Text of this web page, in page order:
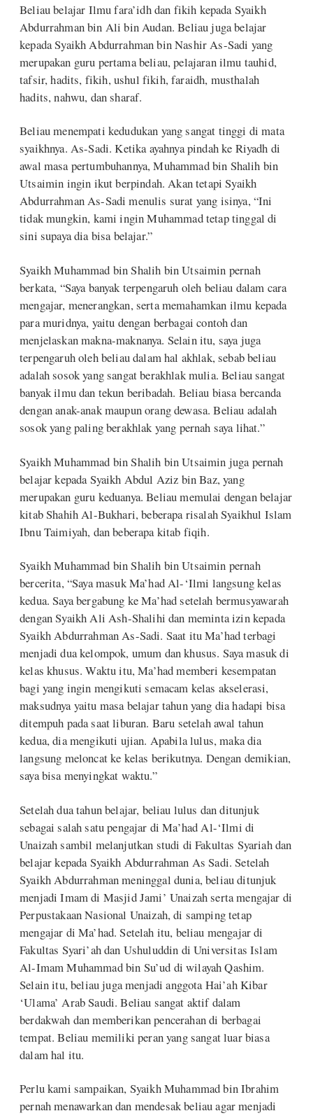
Beliau belajar Ilmu fara’idh dan fikih kepada Syaikh
Abdurrahman bin Ali bin Audan. Beliau juga belajar
kepada Syaikh Abdurrahman bin Nashir As-Sadi yang
merupakan guru pertama beliau, pelajaran ilmu tauhid,
tafsir, hadits, fikih, ushul fikih, faraidh, musthalah
hadits, nahwu, dan sharaf.
Beliau menempati kedudukan yang sangat tinggi di mata
syaikhnya. As-Sadi. Ketika ayahnya pindah ke Riyadh di
awal masa pertumbuhannya, Muhammad bin Shalih bin
Utsaimin ingin ikut berpindah. Akan tetapi Syaikh
Abdurrahman As-Sadi menulis surat yang isinya, “Ini
tidak mungkin, kami ingin Muhammad tetap tinggal di
sini supaya dia bisa belajar.”
Syaikh Muhammad bin Shalih bin Utsaimin pernah
berkata, “Saya banyak terpengaruh oleh beliau dalam cara
mengajar, menerangkan, serta memahamkan ilmu kepada
para muridnya, yaitu dengan berbagai contoh dan
menjelaskan makna-maknanya. Selain itu, saya juga
terpengaruh oleh beliau dalam hal akhlak, sebab beliau
adalah sosok yang sangat berakhlak mulia. Beliau sangat
banyak ilmu dan tekun beribadah. Beliau biasa bercanda
dengan anak-anak maupun orang dewasa. Beliau adalah
sosok yang paling berakhlak yang pernah saya lihat.”
Syaikh Muhammad bin Shalih bin Utsaimin juga pernah
belajar kepada Syaikh Abdul Aziz bin Baz, yang
merupakan guru keduanya. Beliau memulai dengan belajar
kitab Shahih Al-Bukhari, beberapa risalah Syaikhul Islam
Ibnu Taimiyah, dan beberapa kitab fiqih.
Syaikh Muhammad bin Shalih bin Utsaimin pernah
bercerita, “Saya masuk Ma’had Al-‘Ilmi langsung kelas
kedua. Saya bergabung ke Ma’had setelah bermusyawarah
dengan Syaikh Ali Ash-Shalihi dan meminta izin kepada
Syaikh Abdurrahman As-Sadi. Saat itu Ma’had terbagi
menjadi dua kelompok, umum dan khusus. Saya masuk di
kelas khusus. Waktu itu, Ma’had memberi kesempatan
bagi yang ingin mengikuti semacam kelas akselerasi,
maksudnya yaitu masa belajar tahun yang dia hadapi bisa
ditempuh pada saat liburan. Baru setelah awal tahun
kedua, dia mengikuti ujian. Apabila lulus, maka dia
langsung meloncat ke kelas berikutnya. Dengan demikian,
saya bisa menyingkat waktu.”
Setelah dua tahun belajar, beliau lulus dan ditunjuk
sebagai salah satu pengajar di Ma’had Al-‘Ilmi di
Unaizah sambil melanjutkan studi di Fakultas Syariah dan
belajar kepada Syaikh Abdurrahman As Sadi. Setelah
Syaikh Abdurrahman meninggal dunia, beliau ditunjuk
menjadi Imam di Masjid Jami’ Unaizah serta mengajar di
Perpustakaan Nasional Unaizah, di samping tetap
mengajar di Ma’had. Setelah itu, beliau mengajar di
Fakultas Syari’ah dan Ushuluddin di Universitas Islam
Al-Imam Muhammad bin Su’ud di wilayah Qashim.
Selain itu, beliau juga menjadi anggota Hai’ah Kibar
‘Ulama’ Arab Saudi. Beliau sangat aktif dalam
berdakwah dan memberikan pencerahan di berbagai
tempat. Beliau memiliki peran yang sangat luar biasa
dalam hal itu.
Perlu kami sampaikan, Syaikh Muhammad bin Ibrahim
pernah menawarkan dan mendesak beliau agar menjadi